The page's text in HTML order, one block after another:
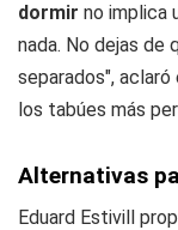
dormir no implica
nada. No dejas de
separados",
los tabúes más
Alternativas
Eduard Estivill